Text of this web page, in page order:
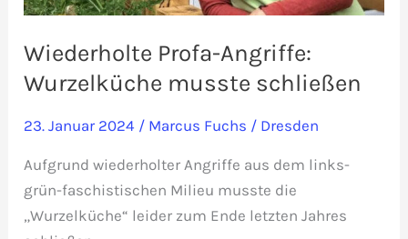
Wiederholte Profa-Angriffe:
Wurzelküche musste schließen
23. Januar 2024 / Marcus Fuchs / Dresden
Aufgrund wiederholter Angriffe aus dem links-
grün-faschistischen Milieu musste die
„Wurzelküche“ leider zum Ende letzten Jahres